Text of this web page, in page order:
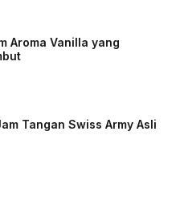
Aroma Vanilla yang
Tangan Swiss Army Asli